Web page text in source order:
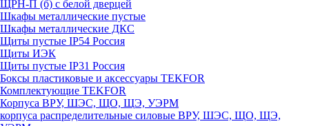
ЩРН-П (б) с белой дверцей
Шкафы металлические пустые
Шкафы металлические ДКС
Щиты пустые IP54 Россия
Щиты ИЭК
Щиты пустые IP31 Россия
Боксы пластиковые и аксессуары TEKFOR
Комплектующие TEKFOR
Корпуса ВРУ, ШЭС, ЩО, ЩЭ, УЭРМ
корпуса распределительные силовые ВРУ, ШЭС, ЩО, ЩЭ,